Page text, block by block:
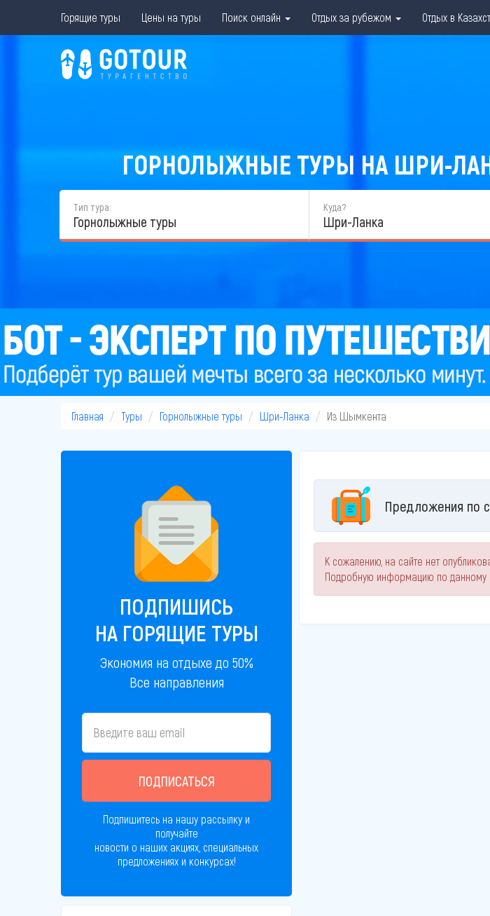
Горящие туры Цены на туры Поиск онлайн Отдых за рубежом Отдых в
ГОРНОЛЫЖНЫЕ ТУРЫ НА ШРИ-
Тип тура:
Горнолыжные туры
Куда?
Шри-Ланка
Главная Туры Горнолыжные туры Шри-Ланка Из Шымкента
ПОДПИШИСЬ
НА ГОРЯЩИЕ ТУРЫ
Экономия на отдыхе до 50%
Все направления
ПОДПИСАТЬСЯ
Подпишитесь на нашу рассылку и
получайте
новости о наших акциях, специальных
предложениях и конкурсах!
Предложения по
К сожалению, на сайте нет
Подробную информацию по данному